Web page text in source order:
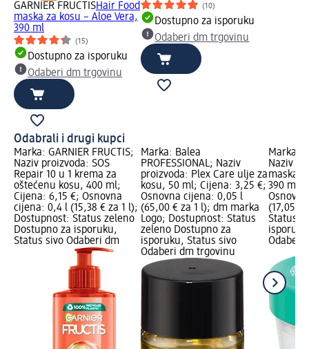
GARNIER FRUCTISHair Food
maska za kosu – Aloe Vera,
390 ml
(15)
Dostupno za isporuku
Odaberi dm trgovinu
(10)
Dostupno za isporuku
Odaberi dm trgovinu
Odabrali i drugi kupci
Marka: GARNIER FRUCTIS;
Naziv proizvoda: SOS
Repair 10 u 1 krema za
oštećenu kosu, 400 ml;
Cijena: 6,15 €; Osnovna
cijena: 0,4 l (15,38 € za 1 l);
Dostupnost: Status zeleno
Dostupno za isporuku,
Status sivo Odaberi dm
Marka: Balea
PROFESSIONAL; Naziv
proizvoda: Plex Care ulje za
kosu, 50 ml; Cijena: 3,25 €;
Osnovna cijena: 0,05 l
(65,00 € za 1 l); dm marka
Logo; Dostupnost: Status
zeleno Dostupno za
isporuku, Status sivo
Odaberi dm trgovinu
Marka:
Naziv
maska
390 ml;
(17,05 €
Status
Odaberi